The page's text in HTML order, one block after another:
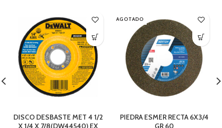
DISCO DESBASTE MET 4 1/2
X 1/4 X 7/8(DW44540) EX
AGOTADO
PIEDRA ESMER RECTA 6X3/4
GR 60